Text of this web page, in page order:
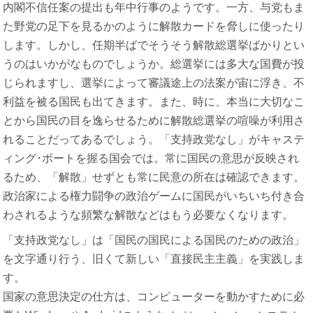
内閣不信任案の提出も年中行事のようです。一方、与党もま
た野党の足下を見るかのように解散カードを脅しに使ったり
します。しかし、任期半ばでそうそう解散総選挙ばかりとい
うのはいかがなものでしょうか。総選挙には多大な国費が投
じられますし、選挙によって審議途上の法案が宙に浮き、不
利益を被る国民も出てきます。また、時に、本当に大切なこ
とから国民の目を逸らせるために解散総選挙の喧噪が利用さ
れることだってあるでしょう。「支持政党なし」がキャステ
ィング･ボートを握る国会では。常に国民の意思が反映され
るため、「解散」せずとも常に民意の所在は確認できます。
政治家による権力闘争の政治ゲームに国民がいちいち付き合
わされるような頻繁な解散などはもう必要なくなります。
「支持政党なし」は「国民の国民による国民のための政治」
を文字通り行う、旧くて新しい「直接民主主義」を実践しま
す。
国家の意思決定の仕方は、コンピューターを動かすために必